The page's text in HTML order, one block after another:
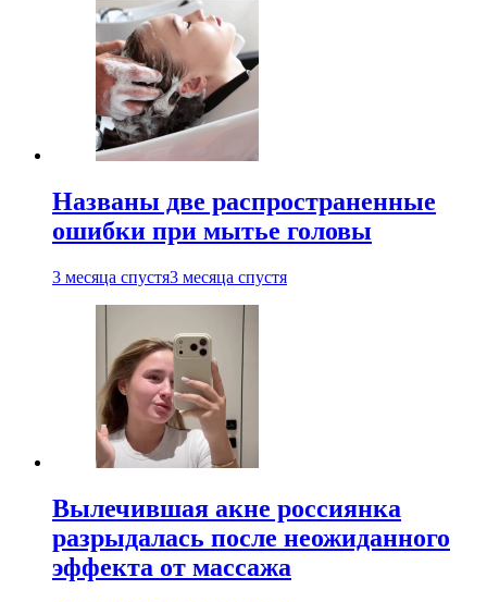
Названы две распространенные
ошибки при мытье головы
3 месяца спустя3 месяца спустя
Вылечившая акне россиянка
разрыдалась после неожиданного
эффекта от массажа